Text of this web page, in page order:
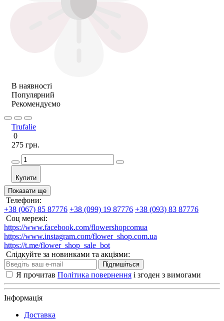
В наявності
Популярний
Рекомендуємо
Trufalie
0
275 грн.
Купити
Показати ще
Телефони:
+38 (067) 85 87776 +38 (099) 19 87776 +38 (093) 83 87776
Соц мережі:
https://www.facebook.com/flowershopcomua
https://www.instagram.com/flower_shop.com.ua
https://t.me/flower_shop_sale_bot
Слідкуйте за новинками та акціями:
Підпишіться
Я прочитав Політика повернення і згоден з вимогами
Інформація
Доставка